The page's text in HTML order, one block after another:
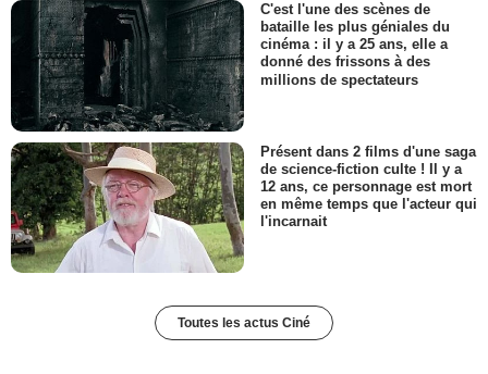
C'est l'une des scènes de
bataille les plus géniales du
cinéma : il y a 25 ans, elle a
donné des frissons à des
millions de spectateurs
Présent dans 2 films d'une saga
de science-fiction culte ! Il y a
12 ans, ce personnage est mort
en même temps que l'acteur qui
l'incarnait
Toutes les actus Ciné